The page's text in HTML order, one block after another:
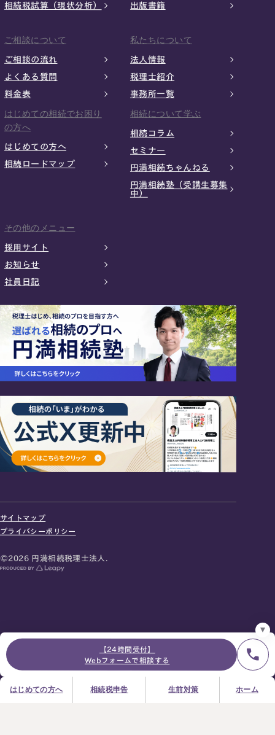
【24時間受付】
Webフォームで相談する
はじめての方へ 相続税申告 生前対策 ホーム
お急ぎの方は電話で面談予約
相続税試算（現状分析） 出版書籍
ご相談について
ご相談の流れ
よくある質問
料金表
私たちについて
法人情報
税理士紹介
事務所一覧
はじめての相続でお困り
の方へ
はじめての方へ
相続ロードマップ
相続について学ぶ
相続コラム
セミナー
円満相続ちゃんねる
円満相続塾（受講生募集
中）
その他のメニュー
採用サイト
お知らせ
社員日記
サイトマップ
プライバシーポリシー
©2026 円満相続税理士法人.